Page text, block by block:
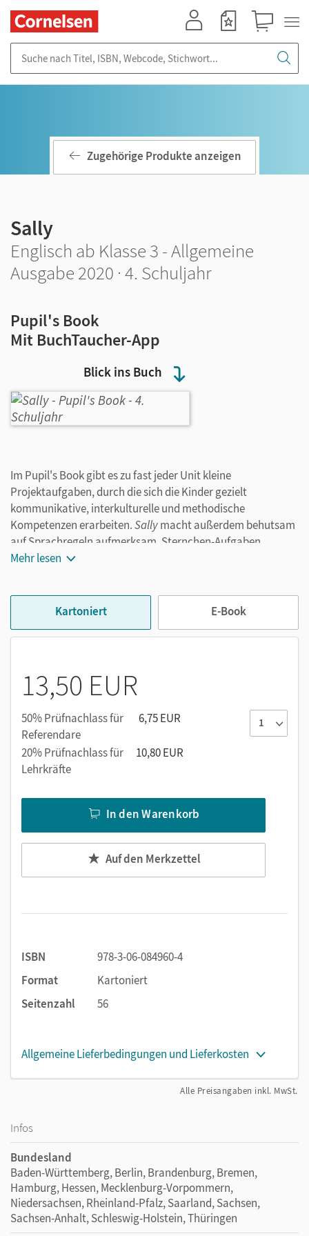
Blick ins Buch
Zugehörige Produkte anzeigen
Sally
Englisch ab Klasse 3 - Allgemeine
Ausgabe 2020 · 4. Schuljahr
Pupil's Book
Mit BuchTaucher-App
Im Pupil's Book gibt es zu fast jeder Unit kleine
Projektaufgaben, durch die sich die Kinder gezielt
kommunikative, interkulturelle und methodische
Kompetenzen erarbeiten.Sallymacht außerdem behutsam
auf Sprachregeln aufmerksam. Sternchen-Aufgaben
enthalten Aufträge für schnellere Lerner/-innen.
Mehr lesen
Kartoniert E-Book
13,50 EUR
50% Prüfnachlass für
Referendare
6,75 EUR
20% Prüfnachlass für
Lehrkräfte
10,80 EUR
In den Warenkorb
Auf den Merkzettel
ISBN
978-3-06-084960-4
Format
Kartoniert
Seitenzahl
56
Allgemeine Lieferbedingungen und Lieferkosten
Alle Preisangaben inkl. MwSt.
Infos
Bundesland
Baden-Württemberg, Berlin, Brandenburg, Bremen,
Hamburg, Hessen, Mecklenburg-Vorpommern,
Niedersachsen, Rheinland-Pfalz, Saarland, Sachsen,
Sachsen-Anhalt, Schleswig-Holstein, Thüringen